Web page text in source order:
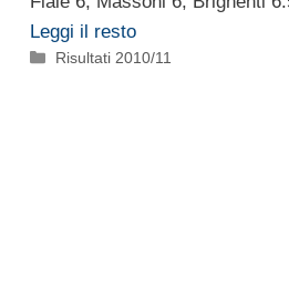
Leggi il resto
Categorie
Risultati 2010/11